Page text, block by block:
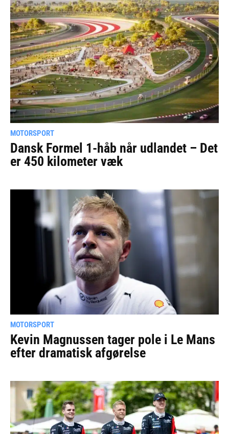
MOTORSPORT
Dansk Formel 1-håb når udlandet – Det
er 450 kilometer væk
MOTORSPORT
Kevin Magnussen tager pole i Le Mans
efter dramatisk afgørelse